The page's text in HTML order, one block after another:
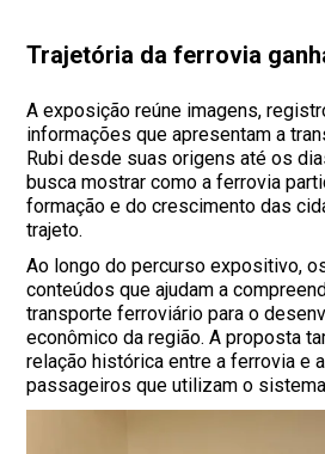
Trajetória da ferrovia
A exposição reúne imagens,
informações que apresentam a
Rubi desde suas origens até os
busca mostrar como a ferrovia
formação e do crescimento das
trajeto.
Ao longo do percurso expositivo,
conteúdos que ajudam a
transporte ferroviário para o
econômico da região. A proposta
relação histórica entre a ferrovia e
passageiros que utilizam o